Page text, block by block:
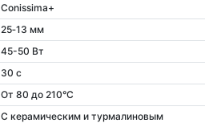
Conissima+
25‑13 мм
45-50 Вт
30 с
От 80 до 210°C
С керамическим и турмалиновым